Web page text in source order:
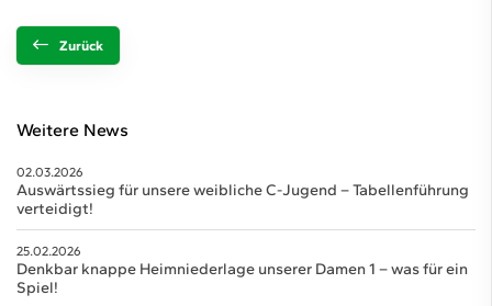
Zurück
Weitere News
02.03.2026
Auswärtssieg für unsere weibliche C-Jugend – Tabellenführung
verteidigt!
25.02.2026
Denkbar knappe Heimniederlage unserer Damen 1 – was für ein
Spiel!